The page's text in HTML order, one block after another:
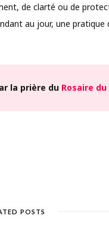
de clarté ou de
au jour, une pratique
la prière du Rosaire
POSTS